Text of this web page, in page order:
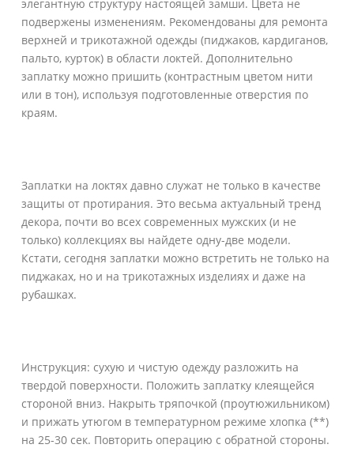
элегантную структуру настоящей замши. Цвета не
подвержены изменениям. Рекомендованы для ремонта
верхней и трикотажной одежды (пиджаков, кардиганов,
пальто, курток) в области локтей. Дополнительно
заплатку можно пришить (контрастным цветом нити
или в тон), используя подготовленные отверстия по
краям.
Заплатки на локтях давно служат не только в качестве
защиты от протирания. Это весьма актуальный тренд
декора, почти во всех современных мужских (и не
только) коллекциях вы найдете одну-две модели.
Кстати, сегодня заплатки можно встретить не только на
пиджаках, но и на трикотажных изделиях и даже на
рубашках.
Инструкция: сухую и чистую одежду разложить на
твердой поверхности. Положить заплатку клеящейся
стороной вниз. Накрыть тряпочкой (проутюжильником)
и прижать утюгом в температурном режиме хлопка (**)
на 25-30 сек. Повторить операцию с обратной стороны.